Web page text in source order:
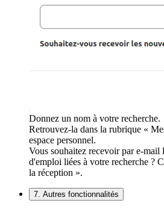
Donnez un nom à votre recherche.
Retrouvez-la dans la rubrique «
espace personnel.
Vous souhaitez recevoir par e-mail
d'emploi liées à votre recherche ?
la réception ».
7. Autres fonctionnalités